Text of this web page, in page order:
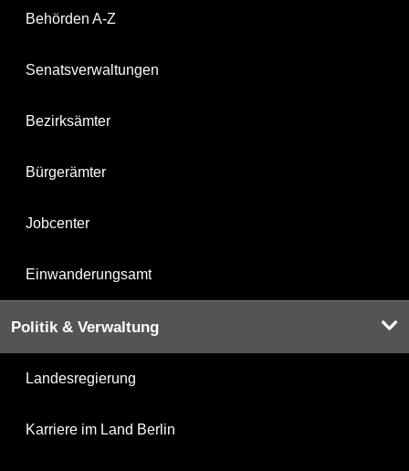
Behörden A-Z
Senatsverwaltungen
Bezirksämter
Bürgerämter
Jobcenter
Einwanderungsamt
Politik & Verwaltung
Landesregierung
Karriere im Land Berlin